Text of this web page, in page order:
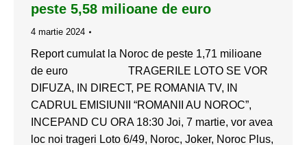
peste 5,58 milioane de euro
4 martie 2024
Report cumulat la Noroc de peste 1,71 milioane
de euro TRAGERILE LOTO SE VOR
DIFUZA, IN DIRECT, PE ROMANIA TV, IN
CADRUL EMISIUNII “ROMANII AU NOROC”,
INCEPAND CU ORA 18:30 Joi, 7 martie, vor avea
loc noi trageri Loto 6/49, Noroc, Joker, Noroc Plus,